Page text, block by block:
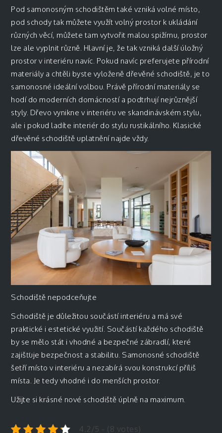
Pod samonosným schodištěm také vzniká volné místo,
pod schody tak můžete využít volný prostor k ukládání
různých věcí, můžete tam vytvořit malou spižírnu, prostor
lze ale vyplnit různě. Hlavní je, že tak vzniká další úložný
prostor v interiéru navíc. Pokud navíc preferujete přírodní
materiály a chtěli byste vyloženě dřevěné schodiště, je to
samonosné ideální volbou. Právě přírodní materiály se
hodí do moderních domácností a podtrhují nejrůznější
styly. Dřevo vynikne v interiéru ve skandinávském stylu,
ale i pokud ladíte interiér do stylu rustikálního. Klasické
dřevěné schodiště uplatnění najde vždy.
Schodiště nepodceňujte
Schodiště je důležitou součástí interiéru a má své
praktické i estetické využití. Součástí každého schodiště
by se mělo stát i vhodné a bezpečné zábradlí, které
zajišťuje bezpečnost a stabilitu. Samonosné schodiště
šetří místo v interiéru a nezabírá svou konstrukcí příliš
místa. Je tedy vhodné i do menších prostor.
Užijte si krásné nové schodiště úplně na maximum.
4.2/5 - (8 votes)